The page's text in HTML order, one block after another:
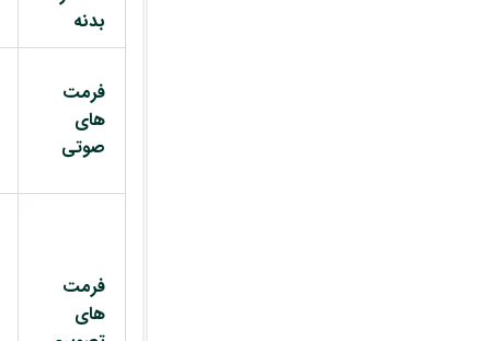
بدنه
فرمت
های
صوتی
فرمت
های